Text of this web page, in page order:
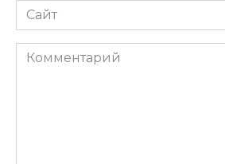
Сайт
Комментарий